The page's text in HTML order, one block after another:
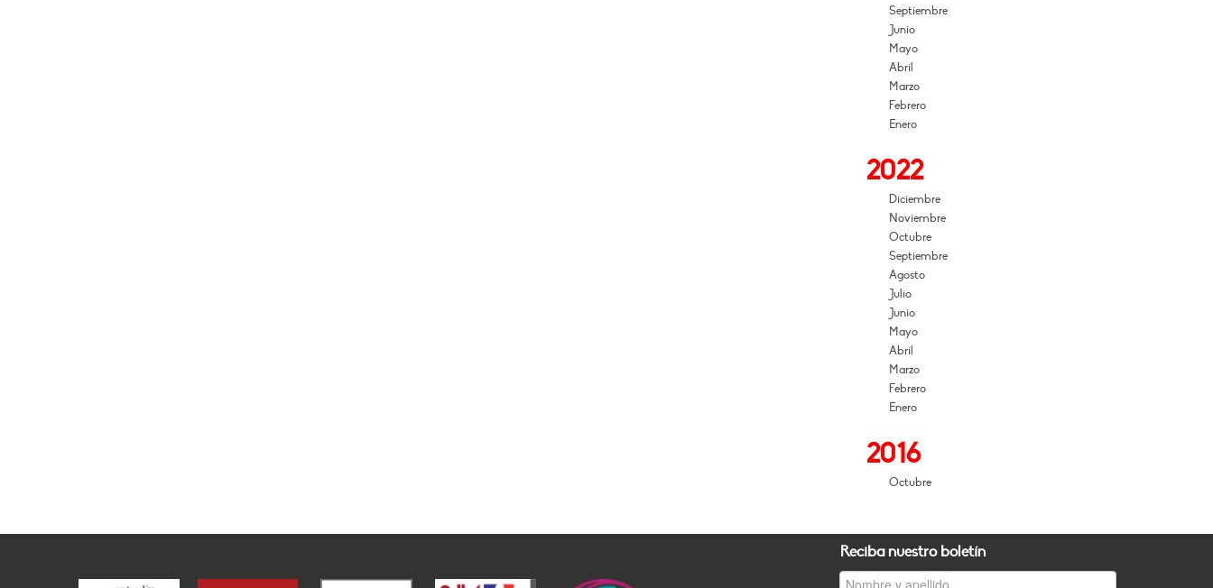
Septiembre
Junio
Mayo
Abril
Marzo
Febrero
Enero
2022
Diciembre
Noviembre
Octubre
Septiembre
Agosto
Julio
Junio
Mayo
Abril
Marzo
Febrero
Enero
2016
Octubre
Reciba nuestro boletín